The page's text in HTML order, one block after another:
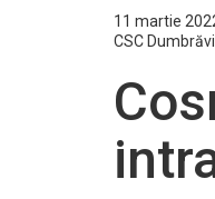
11 martie
CSC